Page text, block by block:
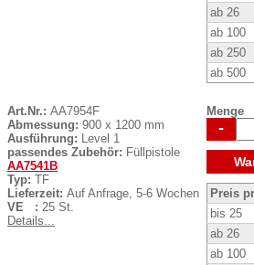
ab 26
ab 100
ab 250
ab 500
Art.Nr.: AA7954F
Abmessung: 900 x 1200 mm
Ausführung:
Level 1
passendes Zubehör: Füllpistole
AA7541B
Typ: TF
Lieferzeit: Auf Anfrage, 5-6 Wochen
VE : 25 St.
Details...
Menge
-
Preis
bis 25
ab 26
ab 100